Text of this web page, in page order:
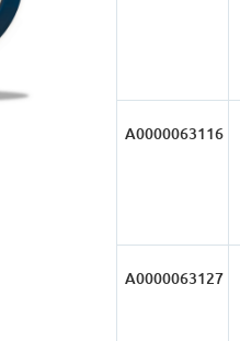
А0000063116
А0000063127